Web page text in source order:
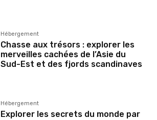
Hébergement
Chasse aux trésors : explorer les
merveilles cachées de l’Asie du
Sud-Est et des fjords scandinaves
Hébergement
Explorer les secrets du monde par